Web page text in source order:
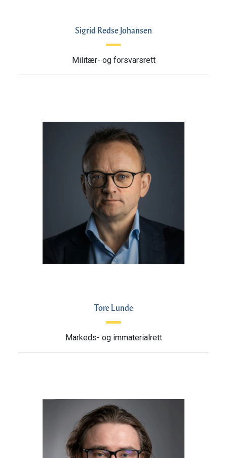
Sigrid Redse Johansen
Militær- og forsvarsrett
Tore Lunde
Markeds- og immaterialrett